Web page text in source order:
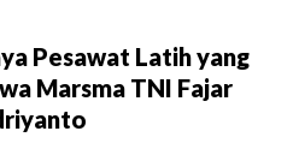
Pesawat Latih yang
Marsma TNI Fajar